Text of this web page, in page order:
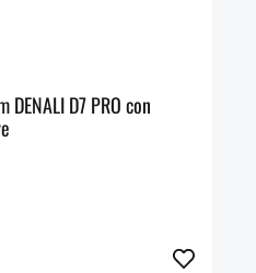
D7 PRO con